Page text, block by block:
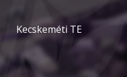
Kecskeméti TE